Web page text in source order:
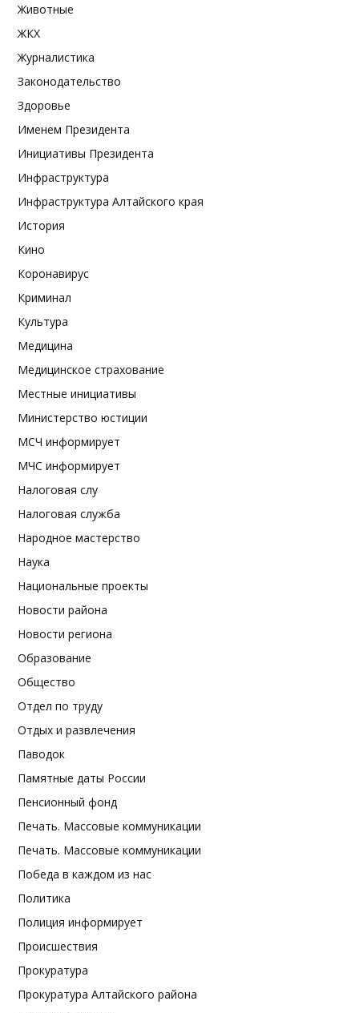
Животные
ЖКХ
Журналистика
Законодательство
Здоровье
Именем Президента
Инициативы Президента
Инфраструктура
Инфраструктура Алтайского края
История
Кино
Коронавирус
Криминал
Культура
Медицина
Медицинское страхование
Местные инициативы
Министерство юстиции
МСЧ информирует
МЧС информирует
Налоговая слу
Налоговая служба
Народное мастерство
Наука
Национальные проекты
Новости района
Новости региона
Образование
Общество
Отдел по труду
Отдых и развлечения
Паводок
Памятные даты России
Пенсионный фонд
Печать. Массовые коммуникации
Печать. Массовые коммуникации
Победа в каждом из нас
Политика
Полиция информирует
Происшествия
Прокуратура
Прокуратура Алтайского района